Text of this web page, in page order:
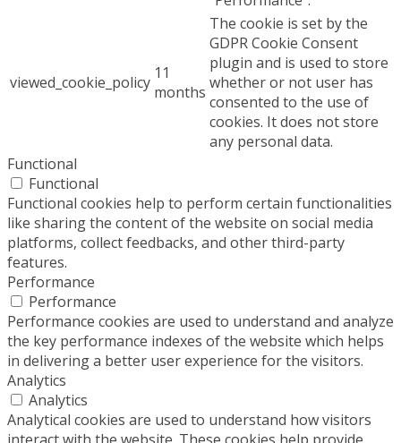
viewed_cookie_policy 11
months
The cookie is set by the
GDPR Cookie Consent
plugin and is used to store
whether or not user has
consented to the use of
cookies. It does not store
any personal data.
Functional
Functional
Functional cookies help to perform certain functionalities
like sharing the content of the website on social media
platforms, collect feedbacks, and other third-party
features.
Performance
Performance
Performance cookies are used to understand and analyze
the key performance indexes of the website which helps
in delivering a better user experience for the visitors.
Analytics
Analytics
Analytical cookies are used to understand how visitors